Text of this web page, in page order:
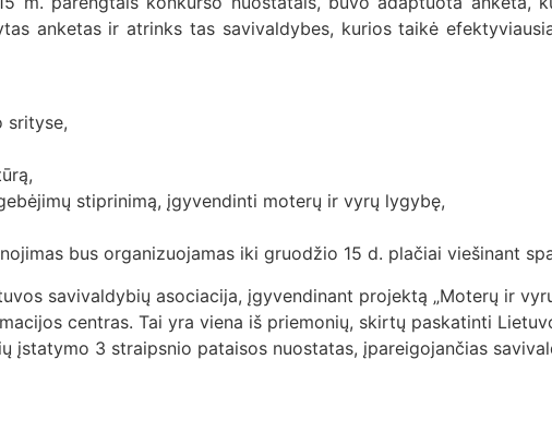
anketas ir atrinks tas savivaldybes, kurios taikė
srityse,
stiprinimą, įgyvendinti moterų ir vyrų lygybę,
bus organizuojamas iki gruodžio 15 d. plačiai viešinant
savivaldybių asociacija, įgyvendinant projektą „Moterų ir
centras. Tai yra viena iš priemonių, skirtų paskatinti
įstatymo 3 straipsnio pataisos nuostatas, įpareigojančias